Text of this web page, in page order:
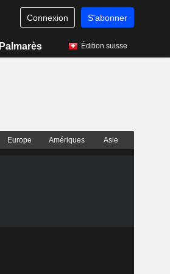
Connexion S'abonner
Palmarès Édition suisse
Europe Amériques Asie